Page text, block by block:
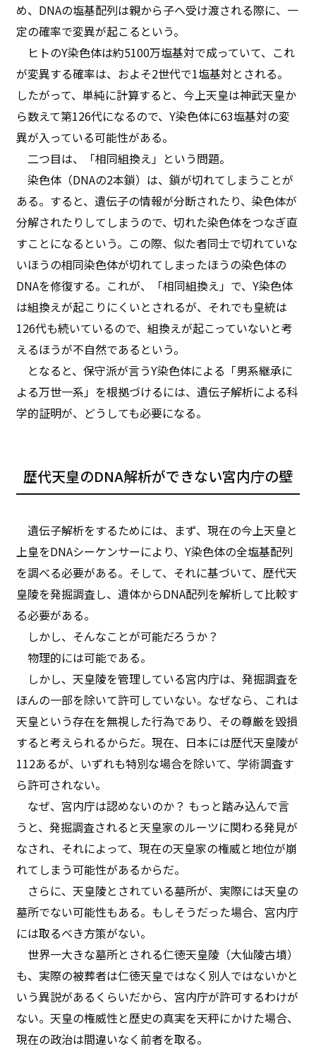
め、DNAの塩基配列は親から子へ受け渡される際に、一
定の確率で変異が起こるという。
ヒトのY染色体は約5100万塩基対で成っていて、これ
が変異する確率は、およそ2世代で1塩基対とされる。
したがって、単純に計算すると、今上天皇は神武天皇か
ら数えて第126代になるので、Y染色体に63塩基対の変
異が入っている可能性がある。
二つ目は、「相同組換え」という問題。
染色体（DNAの2本鎖）は、鎖が切れてしまうことが
ある。すると、遺伝子の情報が分断されたり、染色体が
分解されたりしてしまうので、切れた染色体をつなぎ直
すことになるという。この際、似た者同士で切れていな
いほうの相同染色体が切れてしまったほうの染色体の
DNAを修復する。これが、「相同組換え」で、Y染色体
は組換えが起こりにくいとされるが、それでも皇統は
126代も続いているので、組換えが起こっていないと考
えるほうが不自然であるという。
となると、保守派が言うY染色体による「男系継承に
よる万世一系」を根拠づけるには、遺伝子解析による科
学的証明が、どうしても必要になる。
歴代天皇のDNA解析ができない宮内庁の壁
遺伝子解析をするためには、まず、現在の今上天皇と
上皇をDNAシーケンサーにより、Y染色体の全塩基配列
を調べる必要がある。そして、それに基づいて、歴代天
皇陵を発掘調査し、遺体からDNA配列を解析して比較す
る必要がある。
しかし、そんなことが可能だろうか？
物理的には可能である。
しかし、天皇陵を管理している宮内庁は、発掘調査を
ほんの一部を除いて許可していない。なぜなら、これは
天皇という存在を無視した行為であり、その尊厳を毀損
すると考えられるからだ。現在、日本には歴代天皇陵が
112あるが、いずれも特別な場合を除いて、学術調査す
ら許可されない。
なぜ、宮内庁は認めないのか？ もっと踏み込んで言
うと、発掘調査されると天皇家のルーツに関わる発見が
なされ、それによって、現在の天皇家の権威と地位が崩
れてしまう可能性があるからだ。
さらに、天皇陵とされている墓所が、実際には天皇の
墓所でない可能性もある。もしそうだった場合、宮内庁
には取るべき方策がない。
世界一大きな墓所とされる仁徳天皇陵（大仙陵古墳）
も、実際の被葬者は仁徳天皇ではなく別人ではないかと
いう異説があるくらいだから、宮内庁が許可するわけが
ない。天皇の権威性と歴史の真実を天秤にかけた場合、
現在の政治は間違いなく前者を取る。